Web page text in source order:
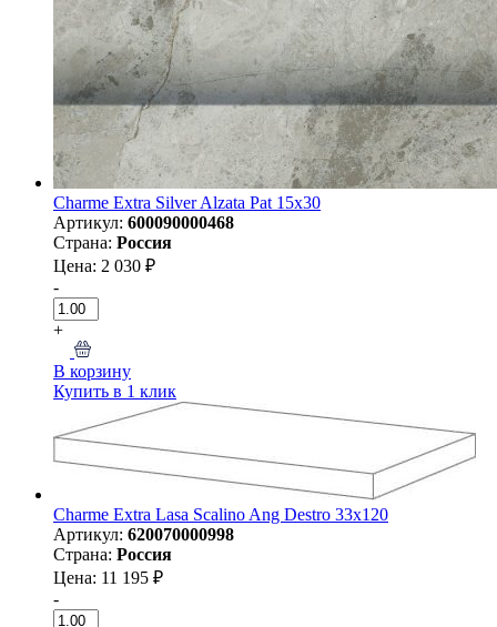
Charme Extra Silver Alzata Pat 15x30
Артикул: 600090000468
Страна: Россия
Цена: 2 030 ₽
-
+
В корзину
Купить в 1 клик
Charme Extra Lasa Scalino Ang Destro 33x120
Артикул: 620070000998
Страна: Россия
Цена: 11 195 ₽
-